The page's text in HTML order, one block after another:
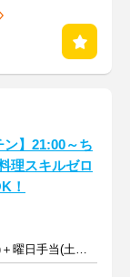
ン】21:00～ち
理スキルゼロ
！
時給1180～1475円(深夜時給)＋曜日手当(土日祝+70円)